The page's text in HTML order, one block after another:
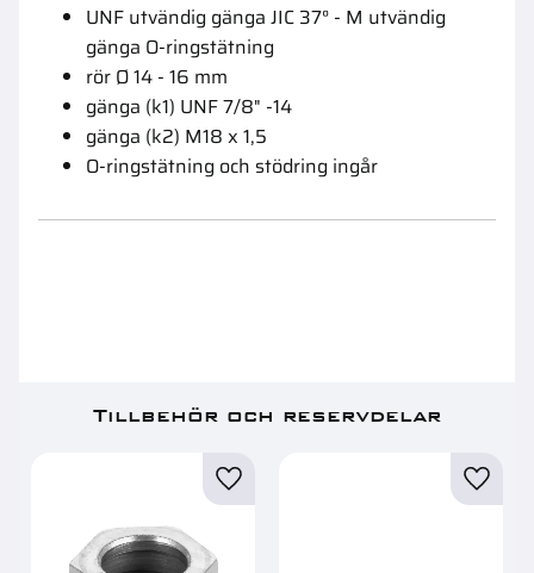
UNF utvändig gänga JIC 37° - M utvändig
gänga O-ringstätning
rör Ø 14 - 16 mm
gänga (k1) UNF 7/8" -14
gänga (k2) M18 x 1,5
O-ringstätning och stödring ingår
Tillbehör och reservdelar
Lägg till i favoriter Lägg